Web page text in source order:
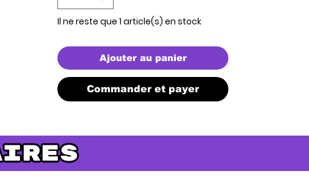
Il ne reste que 1 article(s) en stock
Ajouter au panier
Commander et payer